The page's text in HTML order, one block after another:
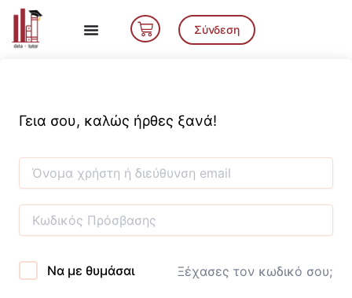
Μετάβαση
περιεχόμενο
Cart Σύνδεση
Γεια σου, καλώς ήρθες ξανά!
Να με θυμάσαι Ξέχασες τον κωδικό σου;